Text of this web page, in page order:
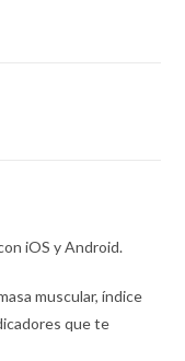
iOS y Android.
muscular, índice
que te